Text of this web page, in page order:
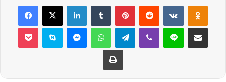
Facebook
X LinkedInTumblr PinterestReddit VKontakte
Pocket Skype MessengerWhatsAppTelegramViber Line E-Posta ile
Yazdır